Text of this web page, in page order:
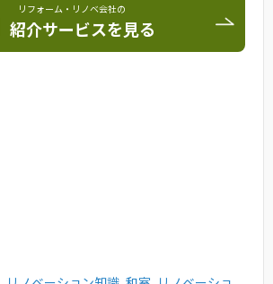
リフォーム・リノベ会社の
紹介サービスを見る